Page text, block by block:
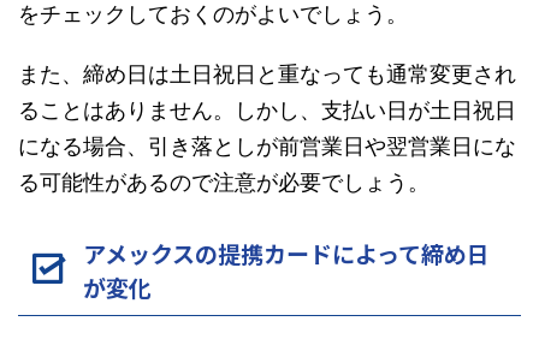
をチェックしておくのがよいでしょう。
また、締め日は土日祝日と重なっても通常変更され
ることはありません。しかし、支払い日が土日祝日
になる場合、引き落としが前営業日や翌営業日にな
る可能性があるので注意が必要でしょう。
アメックスの提携カードによって締め日
が変化